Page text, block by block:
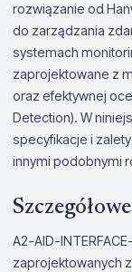
rozwiązanie od
do zarządzania
systemach
zaprojektowane z
oraz efektywnej
Detection). W
specyfikacje i
innymi podobnymi
A2-AID-
zaprojektowanych